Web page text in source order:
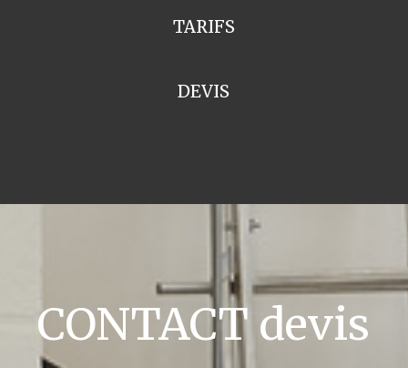
TARIFS
DEVIS
CONTACT devis